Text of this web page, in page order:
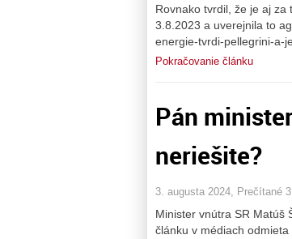
Rovnako tvrdil, že je aj za
3.8.2023 a uverejnila to
energie-tvrdi-pellegrini-a-
Pokračovanie článku
Pán
neriešite?
3. augusta 2024, Prečítané
Minister vnútra SR Matúš
článku v médiach